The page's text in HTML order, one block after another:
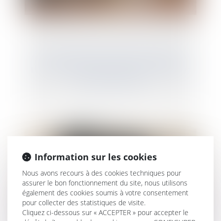
Information sur les cookies
Nous avons recours à des cookies techniques pour
assurer le bon fonctionnement du site, nous utilisons
également des cookies soumis à votre consentement
pour collecter des statistiques de visite.
Cliquez ci-dessous sur « ACCEPTER » pour accepter le